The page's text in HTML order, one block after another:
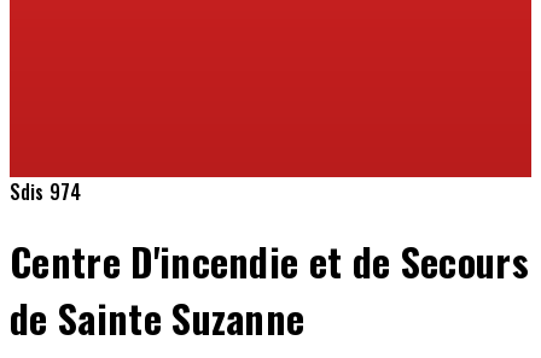
Sdis 974
Centre D'incendie et de Secours
de Sainte Suzanne